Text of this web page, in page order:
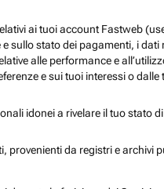
ai tuoi account Fastweb
stato dei pagamenti, i
alle performance e
e sui tuoi interessi o
idonei a rivelare il tuo stato
provenienti da registri e archivi